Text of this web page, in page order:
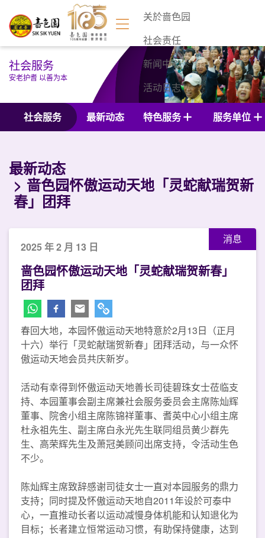
关於啬色园
社会责任
新闻中心
活动日志
联络我们
社会服务
安老护耆 以善为本
社会服务 最新动态 特色服务 服务单位
最新动态
啬色园怀傲运动天地「灵蛇献瑞贺新
春」团拜
消息
2025 年 2 月 13 日
啬色园怀傲运动天地「灵蛇献瑞贺新春」
团拜
春回大地，本园怀傲运动天地特意於2月13日（正月
十六）举行「灵蛇献瑞贺新春」团拜活动，与一众怀
傲运动天地会员共庆新岁。
活动有幸得到怀傲运动天地善长司徒碧珠女士莅临支
持、本园董事会副主席兼社会服务委员会主席陈灿辉
董事、院舍小组主席陈锦祥董事、耆英中心小组主席
杜永祖先生、副主席白永光先生联同组员黄少群先
生、高荣辉先生及萧冠美顾问出席支持，令活动生色
不少。
陈灿辉主席致辞感谢司徒女士一直对本园服务的鼎力
支持；同时提及怀傲运动天地自2011年设於可泰中
心，一直推动长者以运动减慢身体机能和认知退化为
目标；长者建立恒常运动习惯，有助保持健康，达到